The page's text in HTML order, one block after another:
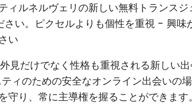
ィルネルヴェリの新しい無料トランスジ
い。ピクセルよりも個性を重視 - 興味
い
見だけでなく性格も重視される新しい
ィのための安全なオンライン出会いの
守り、常に主導権を握ることができま